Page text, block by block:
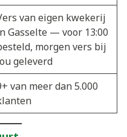
van eigen kwekerij
Gasselte — voor 13:00
morgen vers bij
geleverd
van meer dan 5.000